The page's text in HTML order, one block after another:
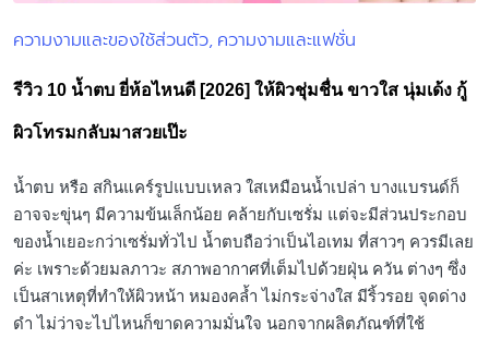
Posted
ความงามและของใช้ส่วนตัว ความงามและแฟชั่น
รีวิว 10 น้ำตบ ยี่ห้อไหนดี [2026] ให้ผิวชุ่มชื่น ขาวใส นุ่มเด้ง กู้
ผิวโทรมกลับมาสวยเป๊ะ
น้ำตบ หรือ สกินแคร์รูปแบบเหลว ใสเหมือนน้ำเปล่า บางแบรนด์ก็
อาจจะขุ่นๆ มีความข้นเล็กน้อย คล้ายกับเซรั่ม แต่จะมีส่วนประกอบ
ของน้ำเยอะกว่าเซรั่มทั่วไป น้ำตบถือว่าเป็นไอเทม ที่สาวๆ ควรมีเลย
ค่ะ เพราะด้วยมลภาวะ สภาพอากาศที่เต็มไปด้วยฝุ่น ควัน ต่างๆ ซึ่ง
เป็นสาเหตุที่ทำให้ผิวหน้า หมองคล้ำ ไม่กระจ่างใส มีริ้วรอย จุดด่าง
ดำ ไม่ว่าจะไปไหนก็ขาดความมั่นใจ นอกจากผลิตภัณฑ์ที่ใช้